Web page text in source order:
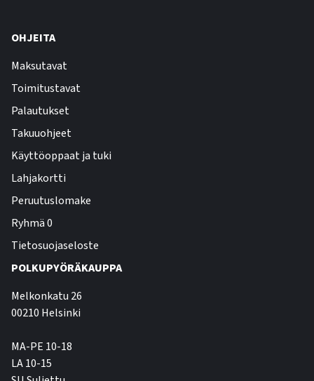
OHJEITA
Maksutavat
Toimitustavat
Palautukset
Takuuohjeet
Käyttöoppaat ja tuki
Lahjakortti
Peruutuslomake
Ryhmä 0
Tietosuojaseloste
POLKUPYÖRÄKAUPPA
Melkonkatu 26
00210 Helsinki
MA-PE 10-18
LA 10-15